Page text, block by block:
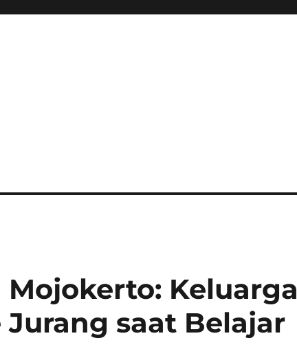
Keluarga
saat Belajar